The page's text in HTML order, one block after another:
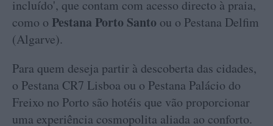
incluído', que contam com acesso directo à praia,
como o Pestana Porto Santo ou o Pestana Delfim
(Algarve).
Para quem deseja partir à descoberta das cidades,
o Pestana CR7 Lisboa ou o Pestana Palácio do
Freixo no Porto são hotéis que vão proporcionar
uma experiência cosmopolita aliada ao conforto.